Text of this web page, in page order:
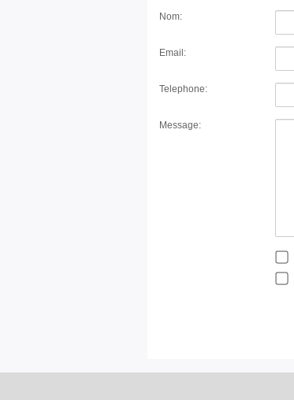
Nom:
Email:
Telephone:
Message: